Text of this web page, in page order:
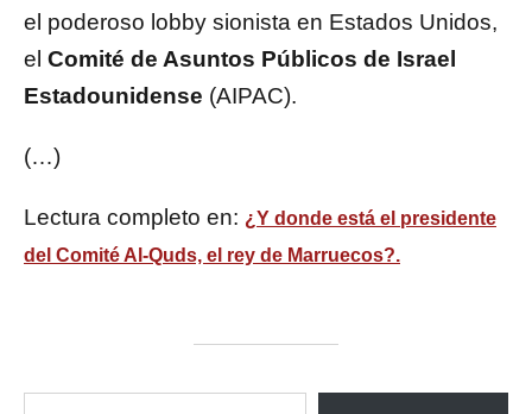
el poderoso lobby sionista en Estados Unidos,
el Comité de Asuntos Públicos de Israel
Estadounidense (AIPAC).
(…)
Lectura completo en: ¿Y donde está el presidente
del Comité Al-Quds, el rey de Marruecos?.